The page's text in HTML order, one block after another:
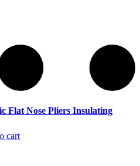
Flat Nose Pliers Insulating
cart